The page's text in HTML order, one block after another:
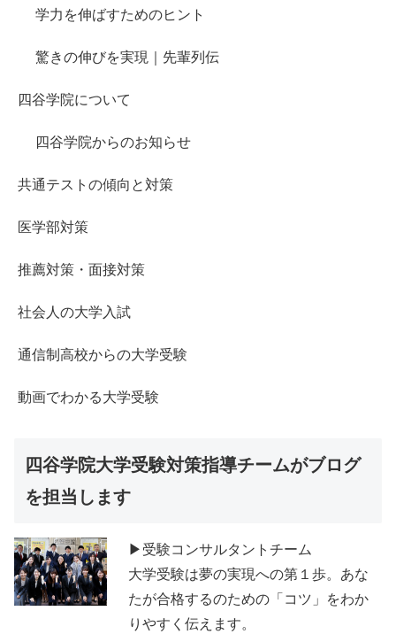
学力を伸ばすためのヒント
驚きの伸びを実現｜先輩列伝
四谷学院について
四谷学院からのお知らせ
共通テストの傾向と対策
医学部対策
推薦対策・面接対策
社会人の大学入試
通信制高校からの大学受験
動画でわかる大学受験
四谷学院大学受験対策指導チームがブログ
を担当します
▶受験コンサルタントチーム
大学受験は夢の実現への第１歩。あな
たが合格するのための「コツ」をわか
りやすく伝えます。